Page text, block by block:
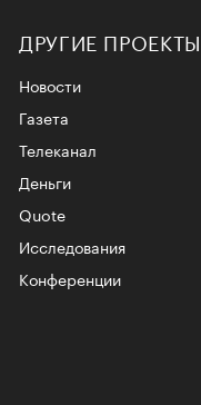
ДРУГИЕ ПРОЕКТЫ
Новости
Газета
Телеканал
Деньги
Quote
Исследования
Конференции